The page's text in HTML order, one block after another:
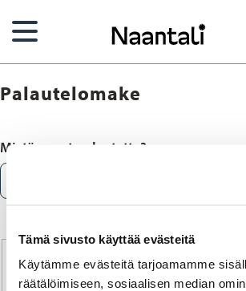
Tämä sivusto käyttää evästeitä
Käytämme evästeitä tarjoamamme
räätälöimiseen, sosiaalisen median
pääsisältöön
Palautelomake
Mistä annat palautetta?
CAPTCHA
En ole robotti